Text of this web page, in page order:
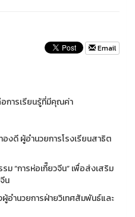
Email
อการเรียนรู้ที่มีคุณค่า
งดี ผู้อำนวยการโรงเรียนสาธิต
ม “การห่อเกี๊ยวจีน” เพื่อส่งเสริม
น
ำนวยการฝ่ายวิเทศสัมพันธ์และ